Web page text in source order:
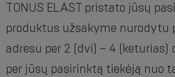
TONUS ELAST pristato jūsų
produktus užsakyme nurodytu
adresu per 2 (dvi) – 4 (keturias)
per jūsų pasirinktą tiekėją nuo